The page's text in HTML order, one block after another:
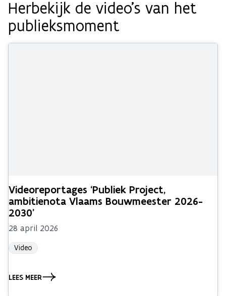
Herbekijk de video's van het
publieksmoment
Videoreportages ‘Publiek Project,
ambitienota Vlaams Bouwmeester 2026-
2030’
28 april 2026
Video
LEES MEER